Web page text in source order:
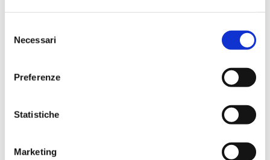
delNecessari
Preferenze
Statistiche
Marketing
Ir para o produto